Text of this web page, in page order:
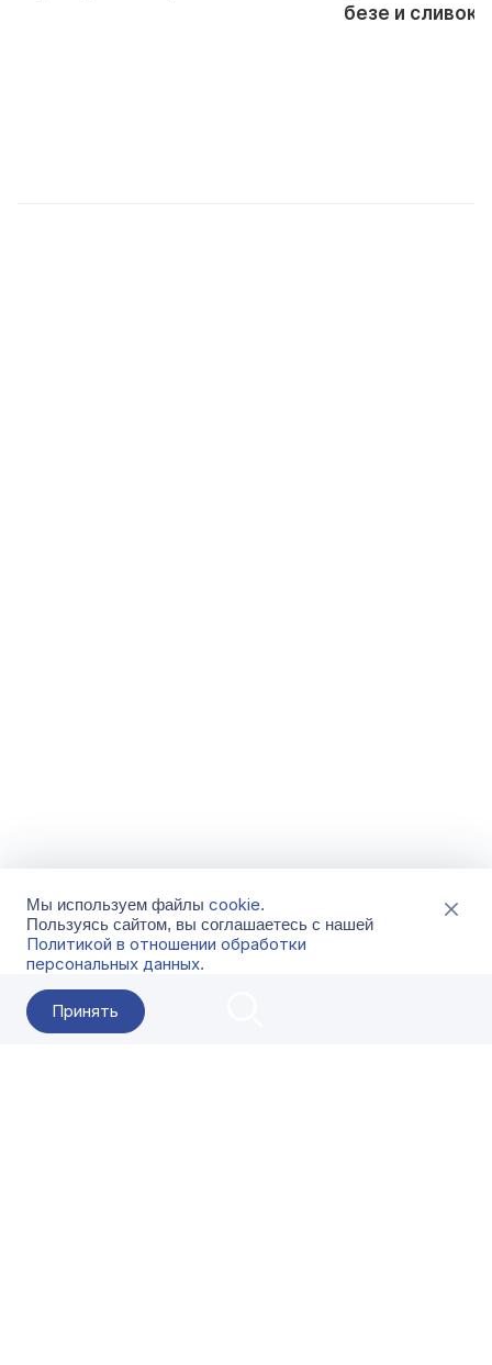
безе и сливок
Мы используем файлы cookie.
Пользуясь сайтом, вы соглашаетесь с нашей
Политикой в отношении обработки
персональных данных.
Принять